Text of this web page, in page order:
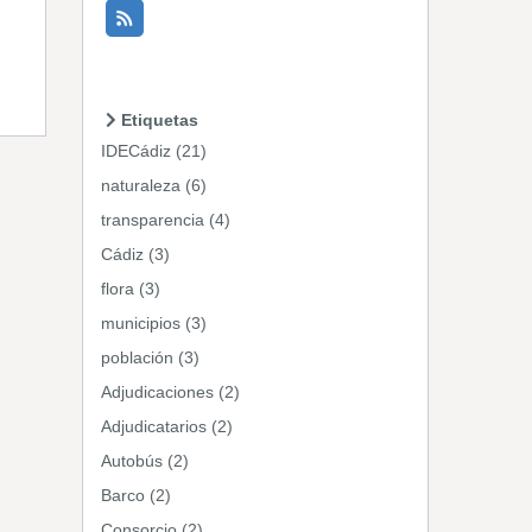
Etiquetas
IDECádiz (21)
naturaleza (6)
transparencia (4)
Cádiz (3)
flora (3)
municipios (3)
población (3)
Adjudicaciones (2)
Adjudicatarios (2)
Autobús (2)
Barco (2)